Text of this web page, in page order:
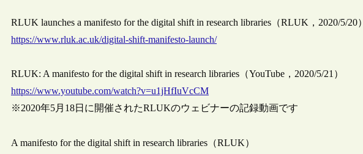
RLUK launches a manifesto for the digital shift in research libraries（RLUK，2020/5/20）
https://www.rluk.ac.uk/digital-shift-manifesto-launch/
RLUK: A manifesto for the digital shift in research libraries（YouTube，2020/5/21）
https://www.youtube.com/watch?v=u1jHfIuVcCM
※2020年5月18日に開催されたRLUKのウェビナーの記録動画です
A manifesto for the digital shift in research libraries（RLUK）